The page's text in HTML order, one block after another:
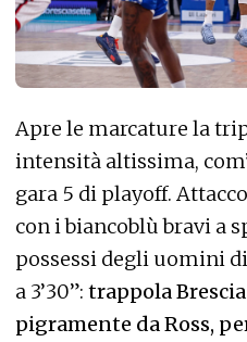
Apre le marcature la
intensità altissima,
gara 5 di playoff.
con i biancoblù bravi a
possessi degli uomini
a 3’30”: trappola
pigramente da Ross,